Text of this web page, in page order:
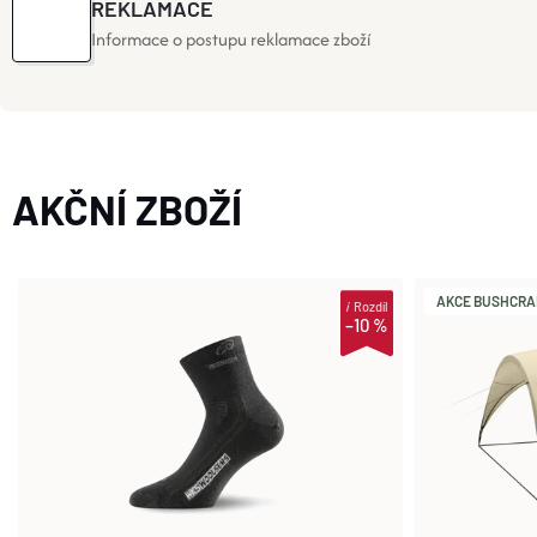
T
Z
REKLAMACE
Informace o postupu reklamace zboží
AKČNÍ ZBOŽÍ
–10 %
iRozdíl AKCE